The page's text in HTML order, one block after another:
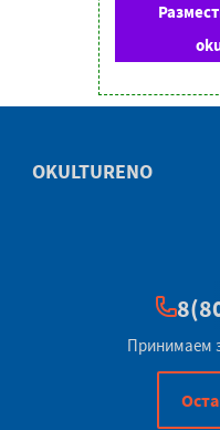
OKULTURENO
Принимаем